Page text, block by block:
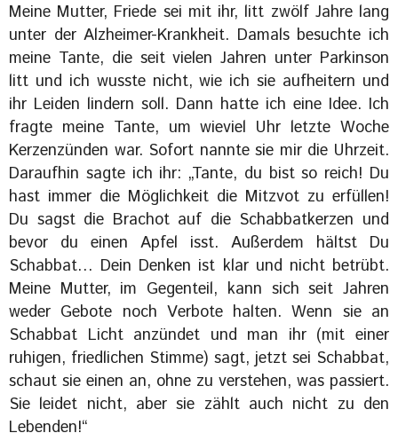
Meine Mutter, Friede sei mit ihr, litt zwölf Jahre lang
unter der Alzheimer-Krankheit. Damals besuchte ich
meine Tante, die seit vielen Jahren unter Parkinson
litt und ich wusste nicht, wie ich sie aufheitern und
ihr Leiden lindern soll. Dann hatte ich eine Idee. Ich
fragte meine Tante, um wieviel Uhr letzte Woche
Kerzenzünden war. Sofort nannte sie mir die Uhrzeit.
Daraufhin sagte ich ihr: „Tante, du bist so reich! Du
hast immer die Möglichkeit die Mitzvot zu erfüllen!
Du sagst die Brachot auf die Schabbatkerzen und
bevor du einen Apfel isst. Außerdem hältst Du
Schabbat… Dein Denken ist klar und nicht betrübt.
Meine Mutter, im Gegenteil, kann sich seit Jahren
weder Gebote noch Verbote halten. Wenn sie an
Schabbat Licht anzündet und man ihr (mit einer
ruhigen, friedlichen Stimme) sagt, jetzt sei Schabbat,
schaut sie einen an, ohne zu verstehen, was passiert.
Sie leidet nicht, aber sie zählt auch nicht zu den
Lebenden!“